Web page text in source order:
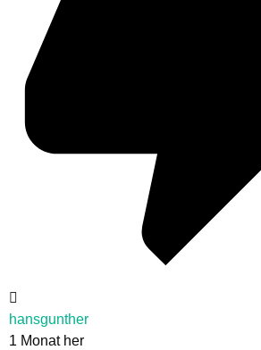
hansgunther
1 Monat her